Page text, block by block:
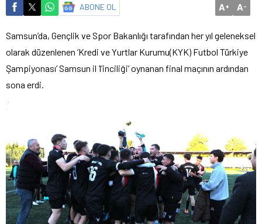
ABONE OL A+ A-
Samsun’da, Gençlik ve Spor Bakanlığı tarafından her yıl geleneksel
olarak düzenlenen ‘Kredi ve Yurtlar Kurumu(KYK) Futbol Türkiye
Şampiyonası’ Samsun il 1’inciliği’ oynanan final maçının ardından
sona erdi.